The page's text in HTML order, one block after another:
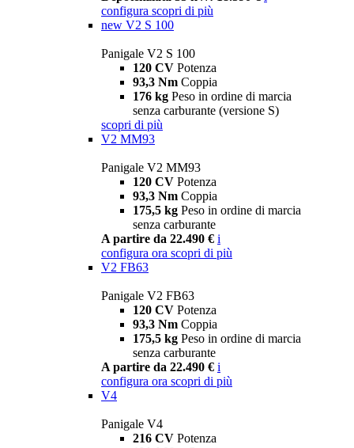
configura scopri di più
new V2 S 100
Panigale V2 S 100
120 CV Potenza
93,3 Nm Coppia
176 kg Peso in ordine di marcia
senza carburante (versione S)
scopri di più
V2 MM93
Panigale V2 MM93
120 CV Potenza
93,3 Nm Coppia
175,5 kg Peso in ordine di marcia
senza carburante
A partire da 22.490 € i
configura ora scopri di più
V2 FB63
Panigale V2 FB63
120 CV Potenza
93,3 Nm Coppia
175,5 kg Peso in ordine di marcia
senza carburante
A partire da 22.490 € i
configura ora scopri di più
V4
Panigale V4
216 CV Potenza